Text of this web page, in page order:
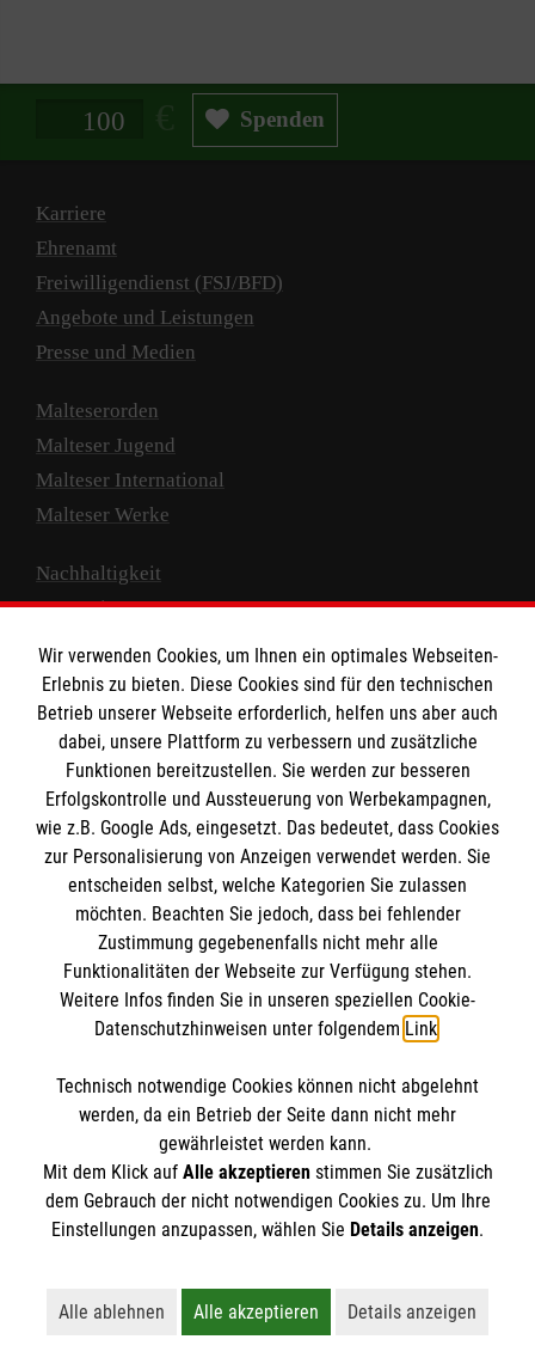
Spendenbetrag in Euro Spenden
Karriere
Ehrenamt
Freiwilligendienst (FSJ/BFD)
Angebote und Leistungen
Presse und Medien
Malteserorden
Malteser Jugend
Malteser International
Malteser Werke
Nachhaltigkeit
Prävention
Compliance
Transparenz
Spenden und Helfen
Spendenkonto
Empfänger: Malteser Hilfsdienst e.V.
IBAN: DE10 3706 0120 1201 2000 12
BIC: GENODED 1PA7
Newsletter abonnieren
Cookies verwalten Impressum | Datenschutz
Wir verwenden Cookies, um Ihnen ein optimales Webseiten-
Erlebnis zu bieten. Diese Cookies sind für den technischen
Betrieb unserer Webseite erforderlich, helfen uns aber auch
dabei, unsere Plattform zu verbessern und zusätzliche
Funktionen bereitzustellen. Sie werden zur besseren
Erfolgskontrolle und Aussteuerung von Werbekampagnen,
wie z.B. Google Ads, eingesetzt. Das bedeutet, dass Cookies
zur Personalisierung von Anzeigen verwendet werden. Sie
entscheiden selbst, welche Kategorien Sie zulassen
möchten. Beachten Sie jedoch, dass bei fehlender
Zustimmung gegebenenfalls nicht mehr alle
Funktionalitäten der Webseite zur Verfügung stehen.
Weitere Infos finden Sie in unseren speziellen Cookie-
Datenschutzhinweisen unter folgendem Link.
Technisch notwendige Cookies können nicht abgelehnt
werden, da ein Betrieb der Seite dann nicht mehr
gewährleistet werden kann.
Mit dem Klick auf Alle akzeptierenstimmen Sie zusätzlich
dem Gebrauch der nicht notwendigen Cookies zu. Um Ihre
Einstellungen anzupassen, wählen Sie Details anzeigen.
Alle ablehnen
Lehnt alle nicht-essentiellen Cookies ab
Alle akzeptieren
Akzeptiert alle Cookies
Details anzeigen